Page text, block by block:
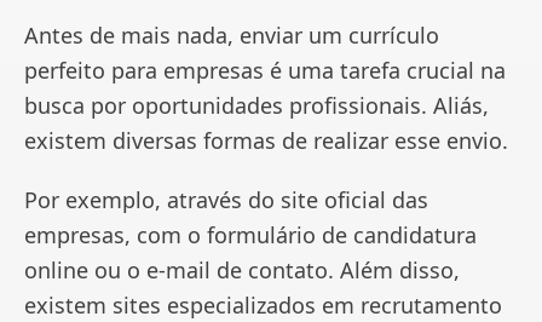
Antes de mais nada, enviar um currículo
perfeito para empresas é uma tarefa crucial na
busca por oportunidades profissionais. Aliás,
existem diversas formas de realizar esse envio.
Por exemplo, através do site oficial das
empresas, com o formulário de candidatura
online ou o e-mail de contato. Além disso,
existem sites especializados em recrutamento